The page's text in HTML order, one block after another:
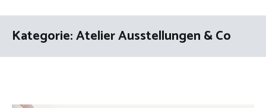
Kategorie:Atelier Ausstellungen & Co